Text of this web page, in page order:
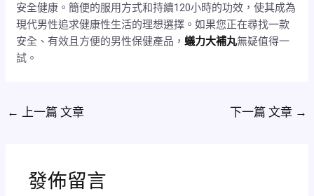
安全健康。簡便的服用方式和持續120小時的功效，使其成為
現代男性追求健康性生活的理想選擇。如果您正在尋找一款
安全、有效且方便的男性保健產品，蟻力大補丸無疑值得一
試。
← 上一篇 文章 下一篇 文章 →
發佈留言